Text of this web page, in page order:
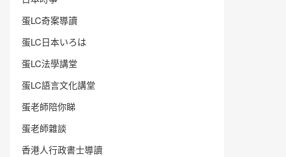
蛋LC奇案導讀
蛋LC日本いろは
蛋LC法學講堂
蛋LC語言文化講堂
蛋老師陪你睇
蛋老師雜談
香港人行政書士導讀